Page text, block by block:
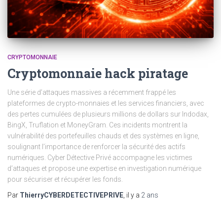
CRYPTOMONNAIE
Cryptomonnaie hack piratage
Une série d’attaques massives a récemment frappé les
plateformes de crypto-monnaies et les services financiers, avec
des pertes cumulées de plusieurs millions de dollars sur Indodax,
BingX, Truflation et MoneyGram. Ces incidents montrent la
vulnérabilité des portefeuilles chauds et des systèmes en ligne,
soulignant l’importance de renforcer la sécurité des actifs
numériques. Cyber Détective Privé accompagne les victimes
d’attaques et propose une expertise en investigation numérique
pour sécuriser et récupérer les fonds.
Par ThierryCYBERDETECTIVEPRIVE , il y a 2 ans